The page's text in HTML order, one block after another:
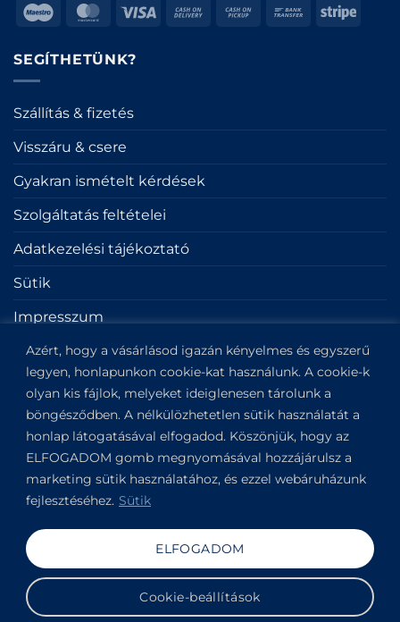
Azért, hogy a vásárlásod igazán kényelmes és egyszerű
legyen, honlapunkon cookie-kat használunk. A cookie-k
olyan kis fájlok, melyeket ideiglenesen tárolunk a
böngésződben. A nélkülözhetetlen sütik használatát a
honlap látogatásával elfogadod. Köszönjük, hogy az
ELFOGADOM gomb megnyomásával hozzájárulsz a
marketing sütik használatához, és ezzel webáruházunk
fejlesztéséhez. Sütik
Cookie-beállítások
ELFOGADOM
Maestro MasterCard
Visa
Cash
Cash
Bank
Stripe
SEGÍTHETÜNK?
Szállítás & fizetés
Visszáru & csere
Gyakran ismételt kérdések
Szolgáltatás feltételei
Adatkezelési tájékoztató
Sütik
Impresszum
KAPCSOLAT
Kapitány utca 6.
Budapest,1123
View on Google Maps
+36304649191
Copyright 2019-2026 ©VANDOR studio®. All rights
reserved.